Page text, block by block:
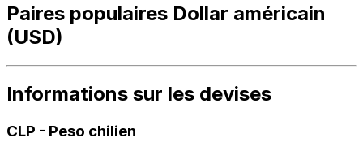
Paires populaires Dollar américain
(USD)
Informations sur les devises
CLP - Peso chilien